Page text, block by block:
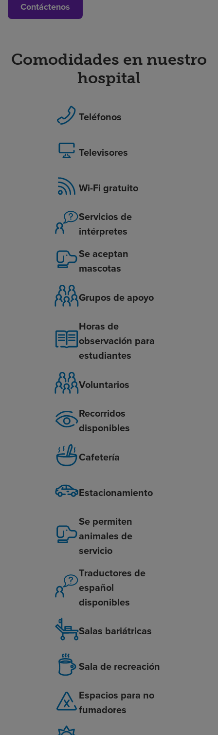
Contáctenos
Comodidades en nuestro
hospital
Teléfonos
Televisores
Wi-Fi gratuito
Servicios de
intérpretes
Se aceptan
mascotas
Grupos de apoyo
Horas de
observación para
estudiantes
Voluntarios
Recorridos
disponibles
Cafetería
Estacionamiento
Se permiten
animales de
servicio
Traductores de
español
disponibles
Salas bariátricas
Sala de recreación
Espacios para no
fumadores